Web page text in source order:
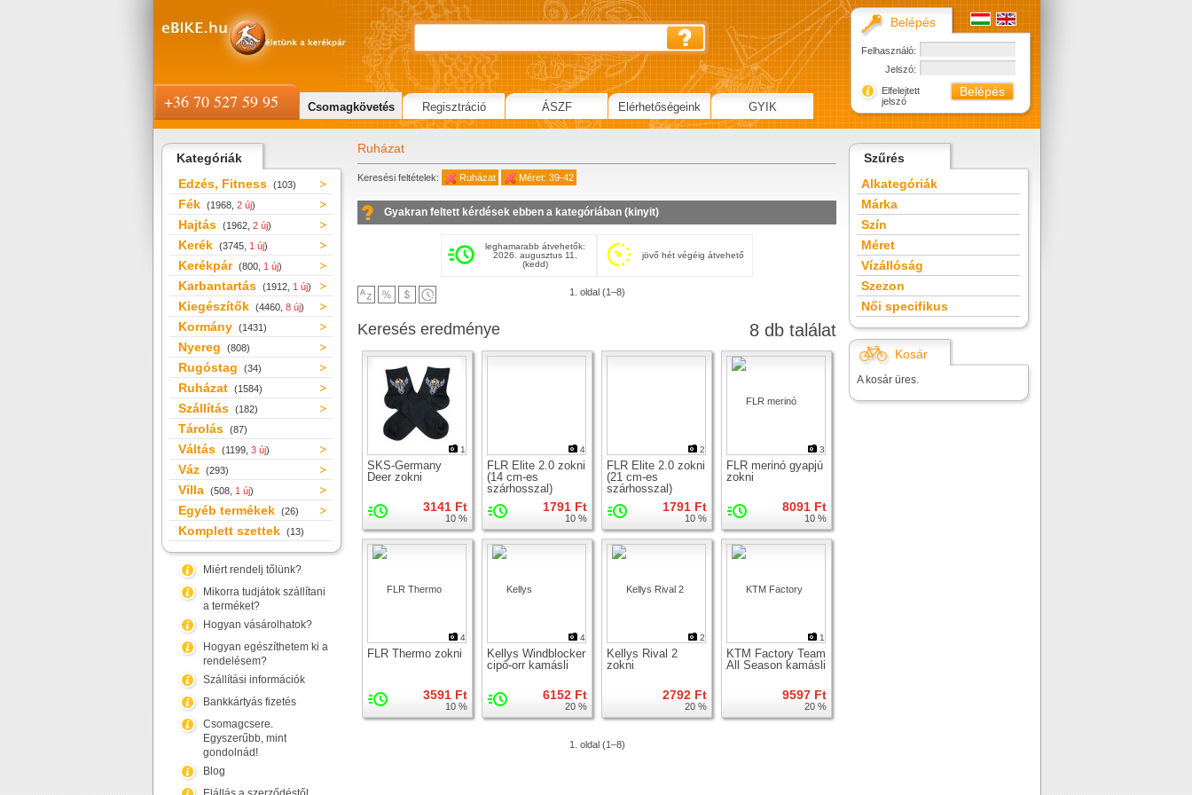
Kategóriák
Edzés, Fitness (103)
Fék (1968, 2 új)
Hajtás (1962, 2 új)
Kerék (3745, 1 új)
Kerékpár (800, 1 új)
Karbantartás (1912, 1 új)
Kiegészítők (4460, 8 új)
Kormány (1431)
Nyereg (808)
Rugóstag (34)
Ruházat (1584)
Szállítás (182)
Tárolás (87)
Váltás (1199, 3 új)
Váz (293)
Villa (508, 1 új)
Egyéb termékek (26)
Komplett szettek (13)
Miért rendelj tőlünk?
Mikorra tudjátok szállítani
a terméket?
Hogyan vásárolhatok?
Hogyan egészíthetem ki a
rendelésem?
Szállítási információk
Bankkártyás fizetés
Csomagcsere.
Egyszerűbb, mint
gondolnád!
Blog
Ruházat
Keresési feltételek: Ruházat Méret: 39-42
Gyakran feltett kérdések ebben a kategóriában (kinyit)
leghamarabb átvehetők:
2026. augusztus 11.
(kedd)
jövő hét végéig átvehető
1. oldal (1–8)
8 db találat
Keresés eredménye
1
SKS-Germany
Deer zokni
3141 Ft
10 %
4
FLR Elite 2.0 zokni
(14 cm-es
szárhosszal)
1791 Ft
10 %
2
FLR Elite 2.0 zokni
(21 cm-es
szárhosszal)
1791 Ft
10 %
3
FLR merinó gyapjú
zokni
8091 Ft
10 %
4
FLR Thermo zokni
3591 Ft
10 %
4
Kellys Windblocker
cipő-orr kamásli
6152 Ft
20 %
2
Kellys Rival 2
zokni
2792 Ft
20 %
1
KTM Factory Team
All Season kamásli
9597 Ft
20 %
1. oldal (1–8)
Szűrés
Alkategóriák
Márka
Szín
Méret
Vízállóság
Szezon
Női specifikus
Kosár
A kosár üres.
Belépés
Felhasználó:
Jelszó:
Elfelejtett
jelszó
+36 70 527 59 95 Csomagkövetés Regisztráció ÁSZF Elérhetőségeink GYIK